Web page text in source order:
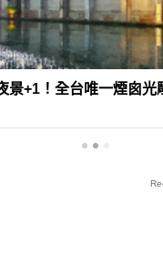
景+1！全台唯一煙囪光